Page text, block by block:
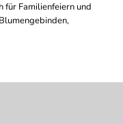
für Familienfeiern und